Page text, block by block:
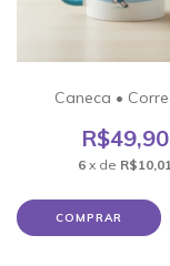
Caneca •
R$49,90
6 x de
COMPRAR